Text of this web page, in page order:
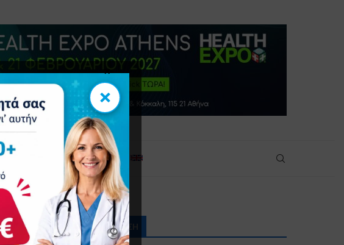
Επικοινωνία
ΑΝΑΖΉΤΗΣΗ
×
×